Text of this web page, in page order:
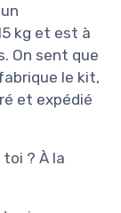
kg et est à
On sent que
le kit,
et expédié
? À la